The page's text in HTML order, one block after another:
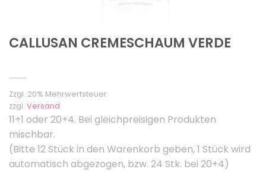
CALLUSAN CREMESCHAUM VERDE
Zzgl. 20% Mehrwertsteuer
zzgl. Versand
11+1 oder 20+4. Bei gleichpreisigen Produkten
mischbar.
(Bitte 12 Stück in den Warenkorb geben, 1 Stück wird
automatisch abgezogen, bzw. 24 Stk. bei 20+4)